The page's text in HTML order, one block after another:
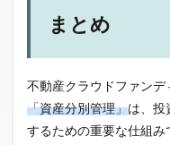
まとめ
不動産クラウドファンデ
「資産分別管理」は、投
するための重要な仕組み